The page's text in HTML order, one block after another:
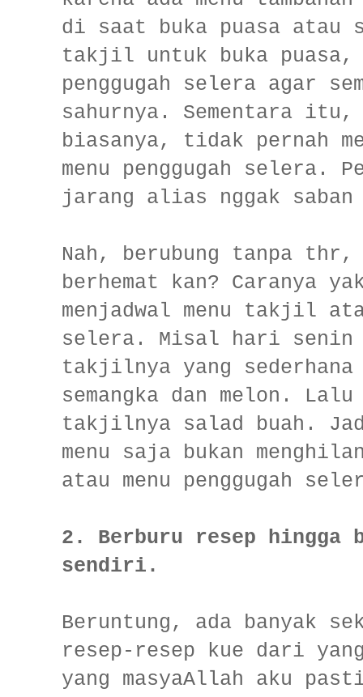
di saat buka puasa atau
takjil untuk buka puasa,
penggugah selera agar
sahurnya. Sementara
biasanya, tidak pernah
menu penggugah selera.
jarang alias nggak
Nah, berubung tanpa thr,
berhemat kan? Caranya
menjadwal menu takjil
selera. Misal hari senin
takjilnya yang
semangka dan melon.
takjilnya salad buah.
menu saja bukan
atau menu penggugah
2. Berburu resep hingga
sendiri.
Beruntung, ada banyak
resep-resep kue dari
yang masyaAllah aku